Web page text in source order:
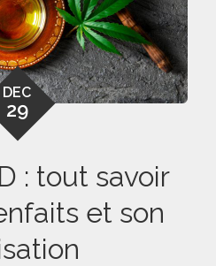
DEC
29
: tout savoir
et son